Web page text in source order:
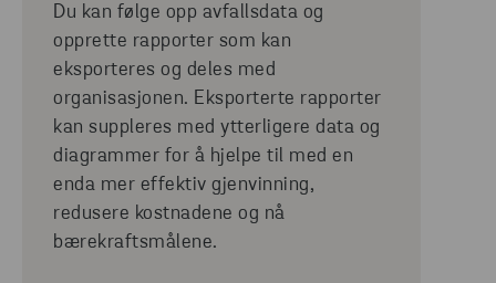
Du kan følge opp avfallsdata og
opprette rapporter som kan
eksporteres og deles med
organisasjonen. Eksporterte rapporter
kan suppleres med ytterligere data og
diagrammer for å hjelpe til med en
enda mer effektiv gjenvinning,
redusere kostnadene og nå
bærekraftsmålene.